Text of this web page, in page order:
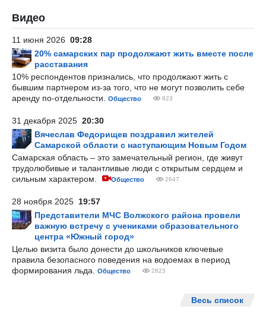
Видео
11 июня 2026 09:28
20% самарских пар продолжают жить вместе после
расставания
10% респондентов признались, что продолжают жить с
бывшим партнером из-за того, что не могут позволить себе
аренду по-отдельности.
Общество 823
31 декабря 2025 20:30
Вячеслав Федорищев поздравил жителей
Самарской области с наступающим Новым Годом
Самарская область – это замечательный регион, где живут
трудолюбивые и талантливые люди с открытым сердцем и
сильным характером.
Общество 2647
28 ноября 2025 19:57
Представители МЧС Волжского района провели
важную встречу с учениками образовательного
центра «Южный город»
Целью визита было донести до школьников ключевые
правила безопасного поведения на водоемах в период
формирования льда.
Общество 2823
Весь список